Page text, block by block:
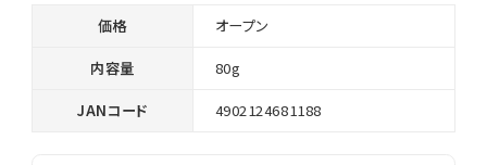
価格 オープン
内容量 80g
JANコード 4902124681188